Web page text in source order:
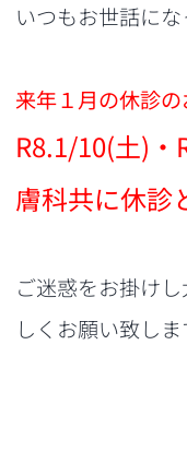
いつもお世話にな
来年１月の休診の
R8.1/10(土)
膚科共に休診
ご迷惑をお掛け
しくお願い致しま